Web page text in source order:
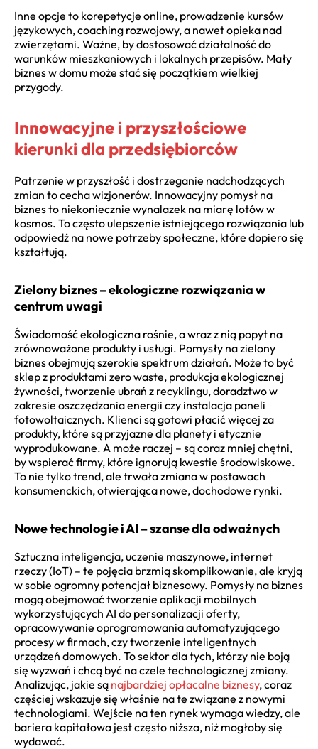
Inne opcje to korepetycje online, prowadzenie kursów
językowych, coaching rozwojowy, a nawet opieka nad
zwierzętami. Ważne, by dostosować działalność do
warunków mieszkaniowych i lokalnych przepisów. Mały
biznes w domu może stać się początkiem wielkiej
przygody.
Innowacyjne i przyszłościowe
kierunki dla przedsiębiorców
Patrzenie w przyszłość i dostrzeganie nadchodzących
zmian to cecha wizjonerów. Innowacyjny pomysł na
biznes to niekoniecznie wynalazek na miarę lotów w
kosmos. To często ulepszenie istniejącego rozwiązania lub
odpowiedź na nowe potrzeby społeczne, które dopiero się
kształtują.
Zielony biznes – ekologiczne rozwiązania w
centrum uwagi
Świadomość ekologiczna rośnie, a wraz z nią popyt na
zrównoważone produkty i usługi. Pomysły na zielony
biznes obejmują szerokie spektrum działań. Może to być
sklep z produktami zero waste, produkcja ekologicznej
żywności, tworzenie ubrań z recyklingu, doradztwo w
zakresie oszczędzania energii czy instalacja paneli
fotowoltaicznych. Klienci są gotowi płacić więcej za
produkty, które są przyjazne dla planety i etycznie
wyprodukowane. A może raczej – są coraz mniej chętni,
by wspierać firmy, które ignorują kwestie środowiskowe.
To nie tylko trend, ale trwała zmiana w postawach
konsumenckich, otwierająca nowe, dochodowe rynki.
Nowe technologie i AI – szanse dla odważnych
Sztuczna inteligencja, uczenie maszynowe, internet
rzeczy (IoT) – te pojęcia brzmią skomplikowanie, ale kryją
w sobie ogromny potencjał biznesowy. Pomysły na biznes
mogą obejmować tworzenie aplikacji mobilnych
wykorzystujących AI do personalizacji oferty,
opracowywanie oprogramowania automatyzującego
procesy w firmach, czy tworzenie inteligentnych
urządzeń domowych. To sektor dla tych, którzy nie boją
się wyzwań i chcą być na czele technologicznej zmiany.
Analizując, jakie są najbardziej opłacalne biznesy, coraz
częściej wskazuje się właśnie na te związane z nowymi
technologiami. Wejście na ten rynek wymaga wiedzy, ale
bariera kapitałowa jest często niższa, niż mogłoby się
wydawać.